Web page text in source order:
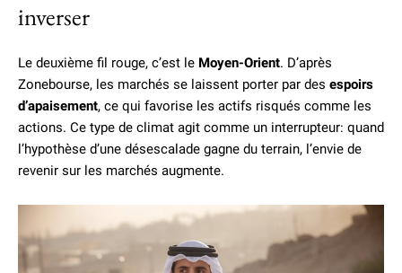
inverser
Le deuxième fil rouge, c’est le Moyen-Orient. D’après
Zonebourse, les marchés se laissent porter par des espoirs
d’apaisement, ce qui favorise les actifs risqués comme les
actions. Ce type de climat agit comme un interrupteur: quand
l’hypothèse d’une désescalade gagne du terrain, l’envie de
revenir sur les marchés augmente.